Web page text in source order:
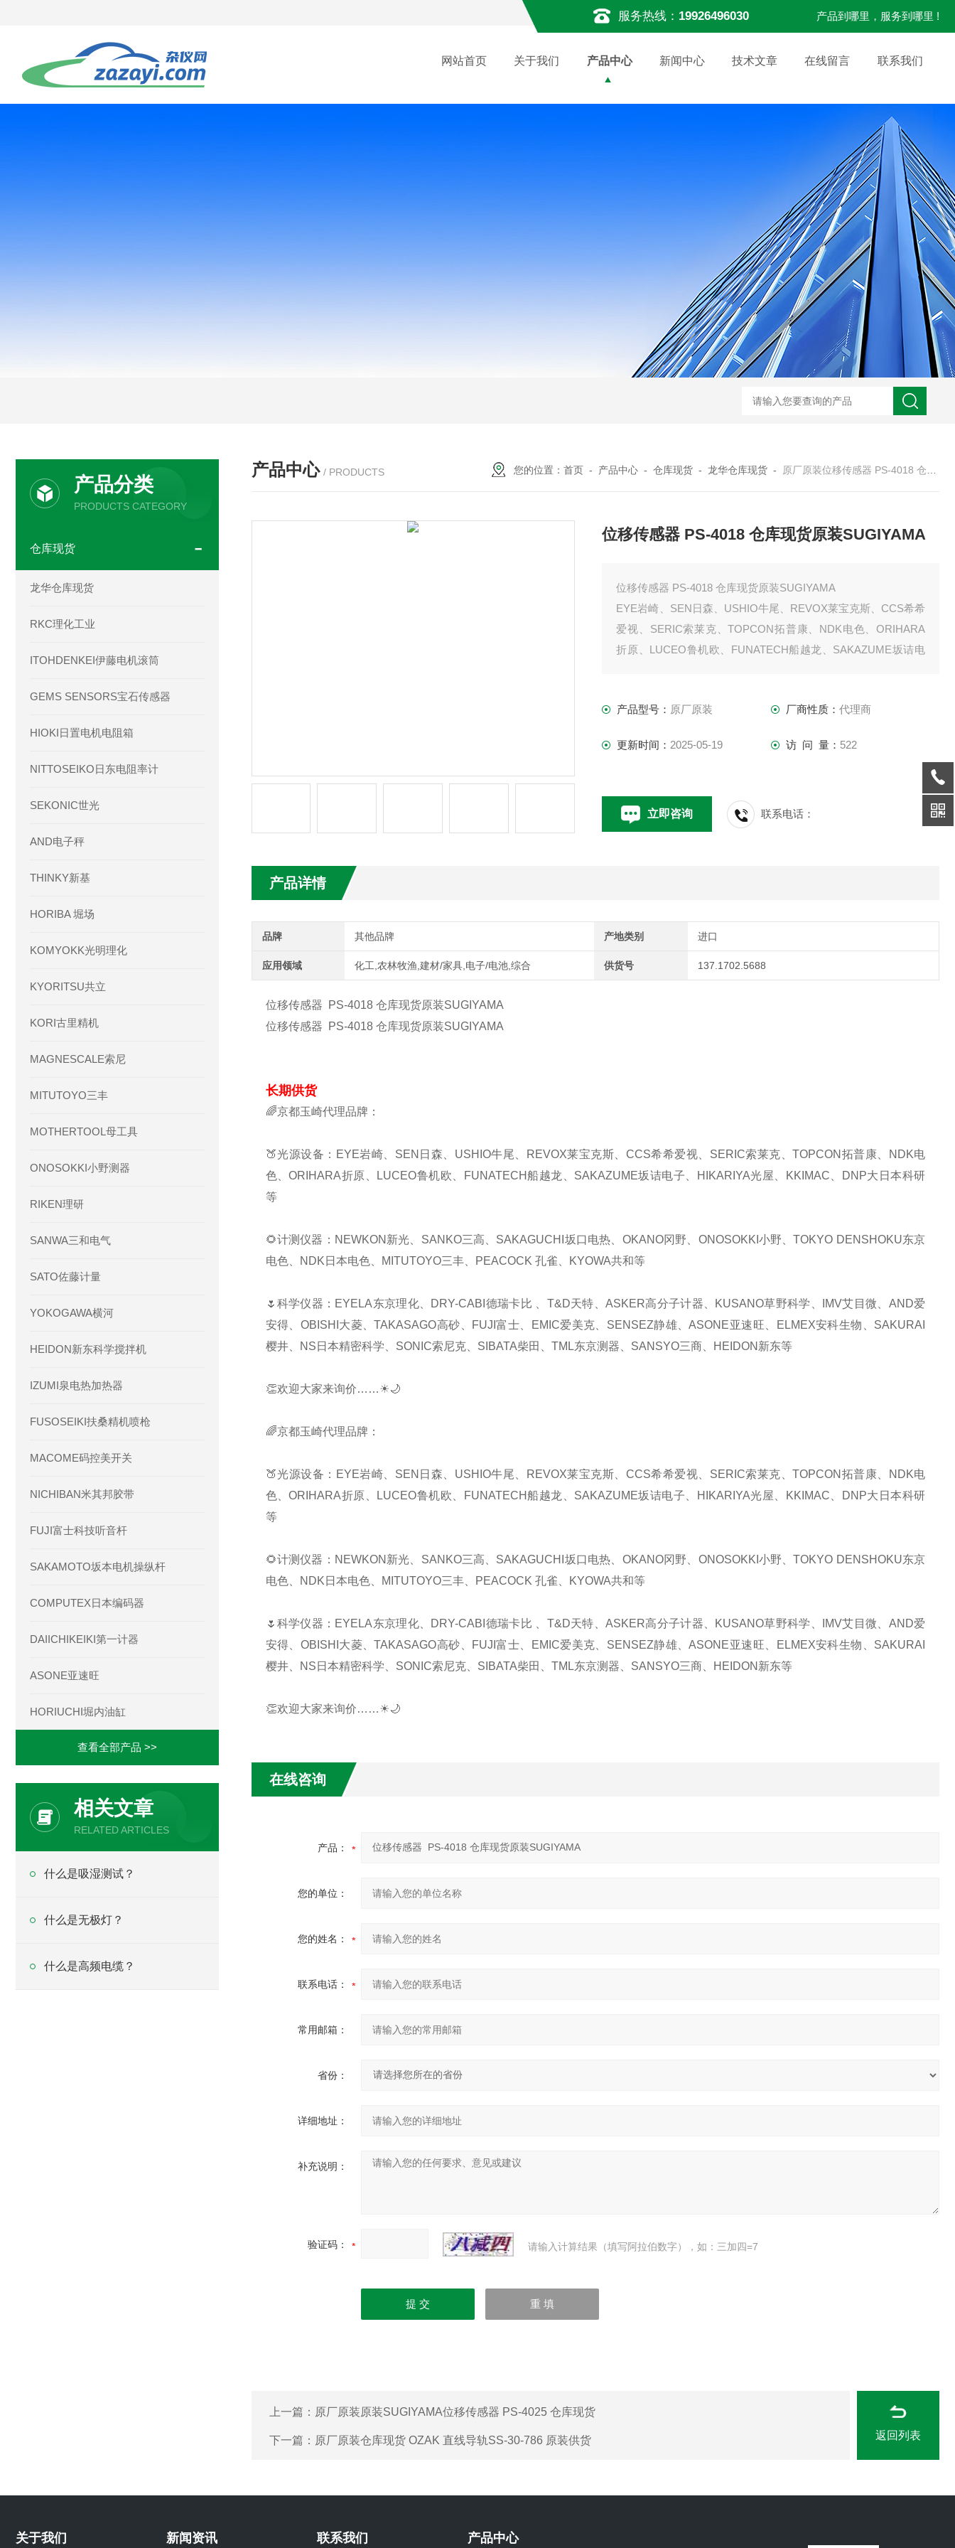
服务热线： 19926496030 产品到哪里，服务到哪里 !
网站首页 关于我们 产品中心 新闻中心 技术文章 在线留言 联系我们
产品中心 / PRODUCTS 您的位置：首页 - 产品中心 -仓库现货 -龙华仓库现货 - 原厂原装位移传感器 PS-4018 仓库现货原装SUGIYAMA
位移传感器 PS-4018 仓库现货原装SUGIYAMA
位移传感器 PS-4018 仓库现货原装SUGIYAMA
EYE岩崎、SEN日森、USHIO牛尾、REVOX莱宝克斯、CCS希希
爱视、SERIC索莱克、TOPCON拓普康、NDK电色、ORIHARA
折原、LUCEO鲁机欧、FUNATECH船越龙、SAKAZUME坂诘电
产品型号： 原厂原装 厂商性质： 代理商
更新时间： 2025-05-19 访 问 量： 522
立即咨询 联系电话：
产品详情
品牌 其他品牌 产地类别 进口
应用领域 化工,农林牧渔,建材/家具,电子/电池,综合 供货号 137.1702.5688
位移传感器 PS-4018 仓库现货原装SUGIYAMA
位移传感器 PS-4018 仓库现货原装SUGIYAMA
长期供货
🌈京都玉崎代理品牌：
🍑光源设备：EYE岩崎、SEN日森、USHIO牛尾、REVOX莱宝克斯、CCS希希爱视、SERIC索莱克、TOPCON拓普康、NDK电
色、ORIHARA折原、LUCEO鲁机欧、FUNATECH船越龙、SAKAZUME坂诘电子、HIKARIYA光屋、KKIMAC、DNP大日本科研
等
🌻计测仪器：NEWKON新光、SANKO三高、SAKAGUCHI坂口电热、OKANO冈野、ONOSOKKI小野、TOKYO DENSHOKU东京
电色、NDK日本电色、MITUTOYO三丰、PEACOCK 孔雀、KYOWA共和等
🌷科学仪器：EYELA东京理化、DRY-CABI德瑞卡比 、T&D天特、ASKER高分子计器、KUSANO草野科学、IMV艾目微、AND爱
安得、OBISHI大菱、TAKASAGO高砂、FUJI富士、EMIC爱美克、SENSEZ静雄、ASONE亚速旺、ELMEX安科生物、SAKURAI
樱井、NS日本精密科学、SONIC索尼克、SIBATA柴田、TML东京测器、SANSYO三商、HEIDON新东等
👏欢迎大家来询价……☀🌙
🌈京都玉崎代理品牌：
🍑光源设备：EYE岩崎、SEN日森、USHIO牛尾、REVOX莱宝克斯、CCS希希爱视、SERIC索莱克、TOPCON拓普康、NDK电
色、ORIHARA折原、LUCEO鲁机欧、FUNATECH船越龙、SAKAZUME坂诘电子、HIKARIYA光屋、KKIMAC、DNP大日本科研
等
🌻计测仪器：NEWKON新光、SANKO三高、SAKAGUCHI坂口电热、OKANO冈野、ONOSOKKI小野、TOKYO DENSHOKU东京
电色、NDK日本电色、MITUTOYO三丰、PEACOCK 孔雀、KYOWA共和等
🌷科学仪器：EYELA东京理化、DRY-CABI德瑞卡比 、T&D天特、ASKER高分子计器、KUSANO草野科学、IMV艾目微、AND爱
安得、OBISHI大菱、TAKASAGO高砂、FUJI富士、EMIC爱美克、SENSEZ静雄、ASONE亚速旺、ELMEX安科生物、SAKURAI
樱井、NS日本精密科学、SONIC索尼克、SIBATA柴田、TML东京测器、SANSYO三商、HEIDON新东等
👏欢迎大家来询价……☀🌙
在线咨询
产品：
您的单位：
您的姓名：
联系电话：
常用邮箱：
省份：
详细地址：
补充说明：
验证码： 请输入计算结果（填写阿拉伯数字），如：三加四=7
上一篇： 原厂原装原装SUGIYAMA位移传感器 PS-4025 仓库现货
下一篇： 原厂原装仓库现货 OZAK 直线导轨SS-30-786 原装供货 返回列表
产品分类
PRODUCTS CATEGORY
仓库现货
龙华仓库现货
RKC理化工业
ITOHDENKEI伊藤电机滚筒
GEMS SENSORS宝石传感器
HIOKI日置电机电阻箱
NITTOSEIKO日东电阻率计
SEKONIC世光
AND电子秤
THINKY新基
HORIBA 堀场
KOMYOKK光明理化
KYORITSU共立
KORI古里精机
MAGNESCALE索尼
MITUTOYO三丰
MOTHERTOOL母工具
ONOSOKKI小野测器
RIKEN理研
SANWA三和电气
SATO佐藤计量
YOKOGAWA横河
HEIDON新东科学搅拌机
IZUMI泉电热加热器
FUSOSEIKI扶桑精机喷枪
MACOME码控美开关
NICHIBAN米其邦胶带
FUJI富士科技听音杆
SAKAMOTO坂本电机操纵杆
COMPUTEX日本编码器
DAIICHIKEIKI第一计器
ASONE亚速旺
HORIUCHI堀内油缸
查看全部产品 >>
相关文章
RELATED ARTICLES
什么是吸湿测试？
什么是无极灯？
什么是高频电缆？
关于我们 新闻资讯 联系我们 产品中心